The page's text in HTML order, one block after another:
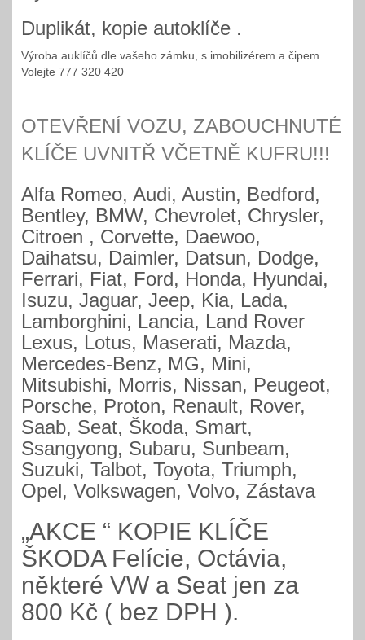
Duplikát, kopie autoklíče .
Výroba auklíčů dle vašeho zámku, s imobilizérem a čipem .
Volejte 777 320 420
OTEVŘENÍ VOZU, ZABOUCHNUTÉ
KLÍČE UVNITŘ VČETNĚ KUFRU!!!
Alfa Romeo, Audi, Austin, Bedford,
Bentley, BMW, Chevrolet, Chrysler,
Citroen , Corvette, Daewoo,
Daihatsu, Daimler, Datsun, Dodge,
Ferrari, Fiat, Ford, Honda, Hyundai,
Isuzu, Jaguar, Jeep, Kia, Lada,
Lamborghini, Lancia, Land Rover
Lexus, Lotus, Maserati, Mazda,
Mercedes-Benz, MG, Mini,
Mitsubishi, Morris, Nissan, Peugeot,
Porsche, Proton, Renault, Rover,
Saab, Seat, Škoda, Smart,
Ssangyong, Subaru, Sunbeam,
Suzuki, Talbot, Toyota, Triumph,
Opel, Volkswagen, Volvo, Zástava
„AKCE “ KOPIE KLÍČE
ŠKODA Felície, Octávia,
některé VW a Seat jen za
800 Kč ( bez DPH ).